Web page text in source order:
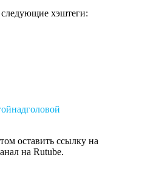
хэштеги:
оставить ссылку на
на Rutube.